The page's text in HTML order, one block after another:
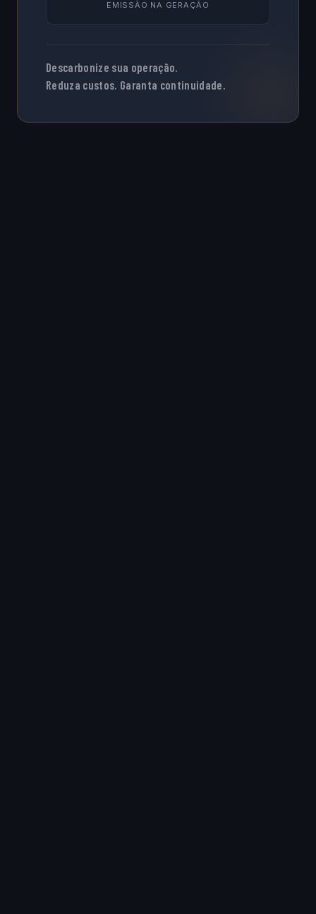
EMISSÃO NA GERAÇÃO
Descarbonize sua operação.
Reduza custos. Garanta continuidade.